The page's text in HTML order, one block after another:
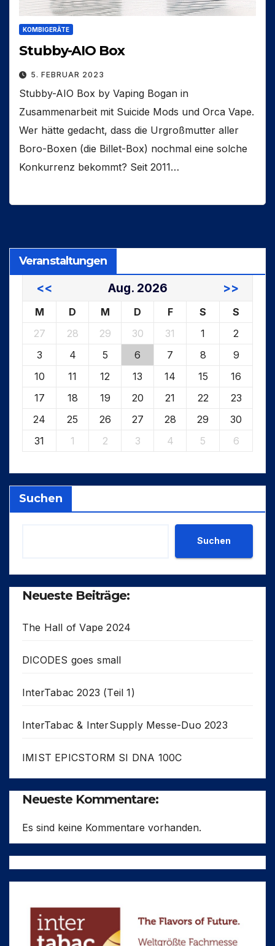
KOMBIGERÄTE
Stubby-AIO Box
5. FEBRUAR 2023
Stubby-AIO Box by Vaping Bogan in
Zusammenarbeit mit Suicide Mods und Orca Vape.
Wer hätte gedacht, dass die Urgroßmutter aller
Boro-Boxen (die Billet-Box) nochmal eine solche
Konkurrenz bekommt? Seit 2011…
Veranstaltungen
<< Aug. 2026 >>
M D M D F S
S
27
28 29 30 31 1
2
3
4 5 6 7 8
9
10
11 12 13 14 15
16
17
18 19 20 21 22
23
24
25 26 27 28 29
30
31
1 2 3 4 5 6
Suchen
Suchen
Neueste Beiträge:
The Hall of Vape 2024
DICODES goes small
InterTabac 2023 (Teil 1)
InterTabac & InterSupply Messe-Duo 2023
IMIST EPICSTORM SI DNA 100C
Neueste Kommentare:
Es sind keine Kommentare vorhanden.